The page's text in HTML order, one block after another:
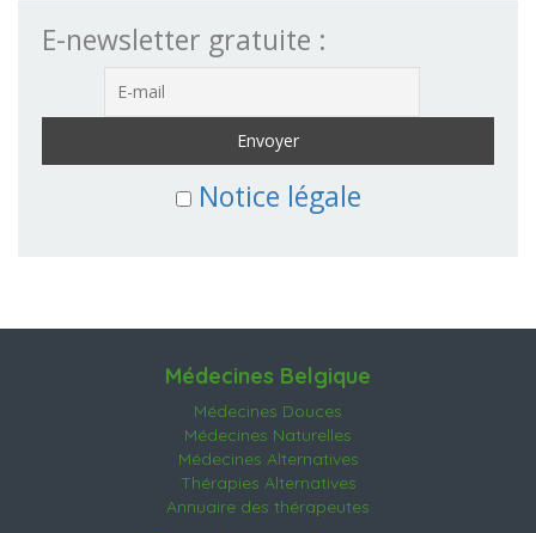
E-newsletter gratuite :
Notice légale
Médecines Belgique
Médecines Douces
Médecines Naturelles
Médecines Alternatives
Thérapies Alternatives
Annuaire des thérapeutes